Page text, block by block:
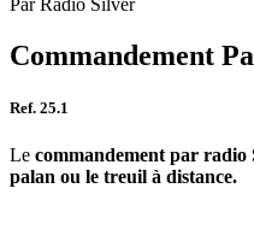
Par Radio Silver
Commandement
Ref. 25.1
Le commandement par
palan ou le treuil à distance.